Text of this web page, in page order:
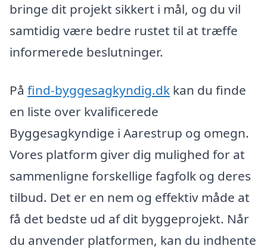
bringe dit projekt sikkert i mål, og du vil
samtidig være bedre rustet til at træffe
informerede beslutninger.
På find-byggesagkyndig.dk kan du finde
en liste over kvalificerede
Byggesagkyndige i Aarestrup og omegn.
Vores platform giver dig mulighed for at
sammenligne forskellige fagfolk og deres
tilbud. Det er en nem og effektiv måde at
få det bedste ud af dit byggeprojekt. Når
du anvender platformen, kan du indhente